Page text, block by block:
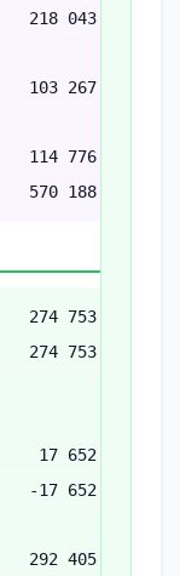
218 043
103 267
114 776
570 188
274 753
274 753
17 652
-17 652
292 405